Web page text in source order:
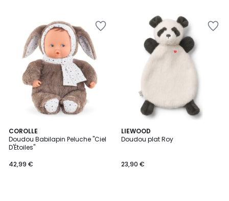
COROLLE
Doudou Babilapin Peluche "Ciel
D'Étoiles"
42,99 €
LIEWOOD
Doudou plat Roy
23,90 €